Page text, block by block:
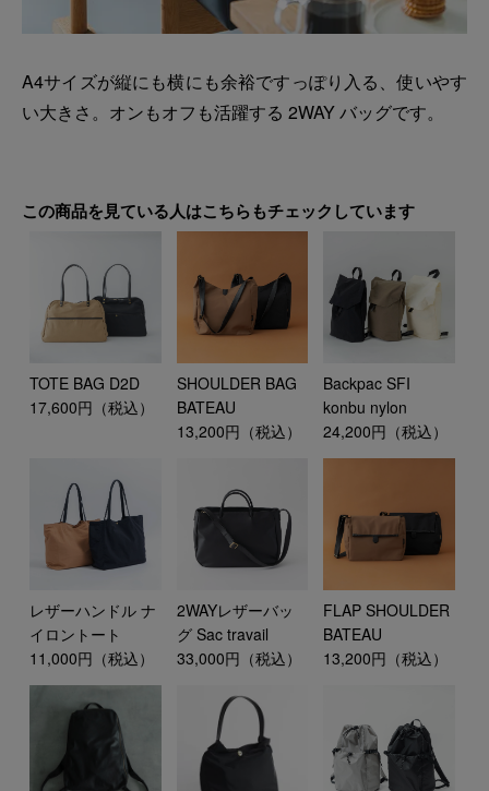
A4サイズが縦にも横にも余裕ですっぽり入る、使いやす
い大きさ。オンもオフも活躍する 2WAY バッグです。
この商品を見ている人はこちらもチェックしています
TOTE BAG D2D
17,600円（税込）
SHOULDER BAG
BATEAU
13,200円（税込）
Backpac SFI
konbu nylon
24,200円（税込）
レザーハンドル ナ
イロントート
11,000円（税込）
2WAYレザーバッ
グ Sac travail
33,000円（税込）
FLAP SHOULDER
BATEAU
13,200円（税込）